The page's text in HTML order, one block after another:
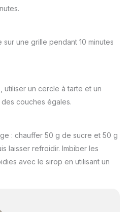
une grille pendant 10 minutes
un cercle à tarte et un
couches égales.
: chauffer 50 g de sucre et 50 g
laisser refroidir. Imbiber les
avec le sirop en utilisant un